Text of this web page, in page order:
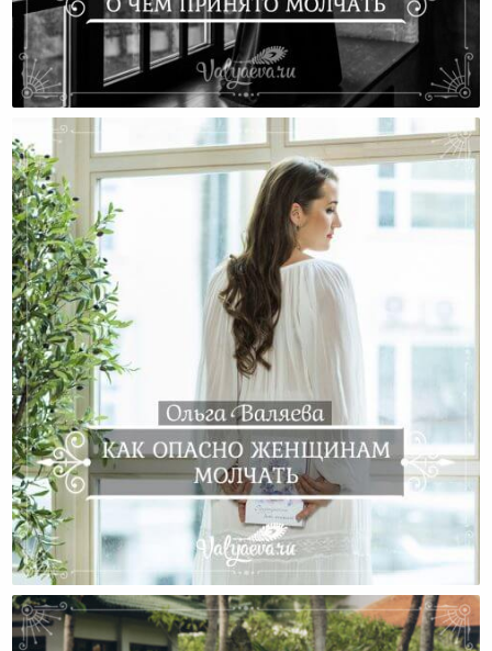
Темная Сторона Женственности — Или То, О Чем
Принято Молчать
Как Опасно Женщинам Молчать